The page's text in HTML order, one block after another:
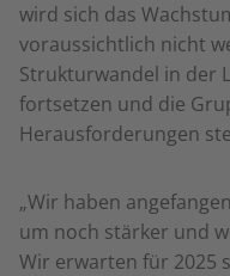
wird sich das
voraussichtlich nicht
Strukturwandel in der
fortsetzen und die
Herausforderungen
„Wir haben
um noch stärker und
Wir erwarten für 2025